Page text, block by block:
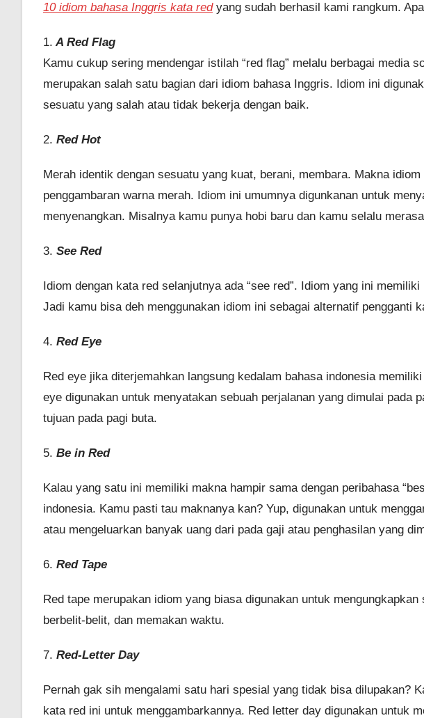
10 idiom bahasa Inggris kata redyang sudah berhasil kami rangkum.
1. A Red Flag
Kamu cukup sering mendengar istilah “red flag” melalu berbagai media
merupakan salah satu bagian dari idiom bahasa Inggris. Idiom ini
sesuatu yang salah atau tidak bekerja dengan baik.
2. Red Hot
Merah identik dengan sesuatu yang kuat, berani, membara. Makna idiom
penggambaran warna merah. Idiom ini umumnya digunkanan untuk
menyenangkan. Misalnya kamu punya hobi baru dan kamu selalu
3. See Red
Idiom dengan kata red selanjutnya ada “see red”. Idiom yang ini
Jadi kamu bisa deh menggunakan idiom ini sebagai alternatif pengganti
4. Red Eye
Red eye jika diterjemahkan langsung kedalam bahasa indonesia
eye digunakan untuk menyatakan sebuah perjalanan yang dimulai pada
tujuan pada pagi buta.
5. Be in Red
Kalau yang satu ini memiliki makna hampir sama dengan peribahasa
indonesia. Kamu pasti tau maknanya kan? Yup, digunakan untuk
atau mengeluarkan banyak uang dari pada gaji atau penghasilan yang
6. Red Tape
Red tape merupakan idiom yang biasa digunakan untuk
berbelit-belit, dan memakan waktu.
7. Red-Letter Day
Pernah gak sih mengalami satu hari spesial yang tidak bisa dilupakan?
kata red ini untuk menggambarkannya. Red letter day digunakan untuk